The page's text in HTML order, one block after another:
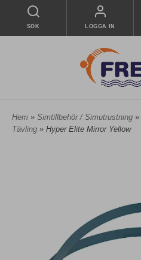
SÖK LOGGA IN
Hem » Simtillbehör / Simutrustning »
Tävling » Hyper Elite Mirror Yellow